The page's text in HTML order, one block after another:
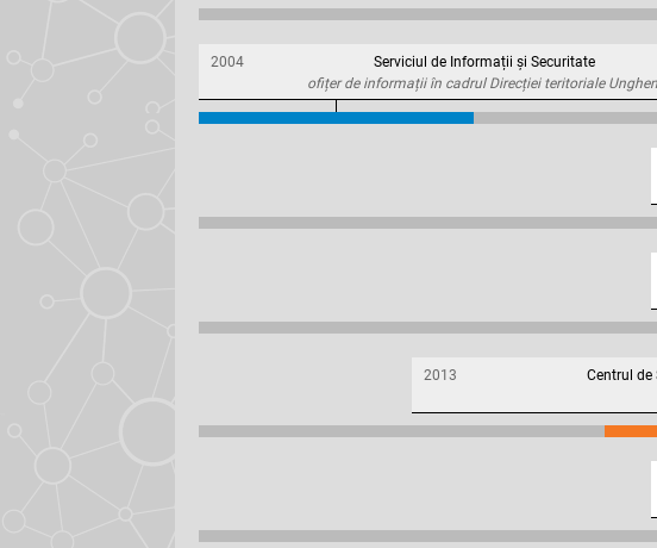
2004 Serviciul de Informații și Securitate
ofițer de informații în cadrul Direcției teritoriale
2013 Centrul de